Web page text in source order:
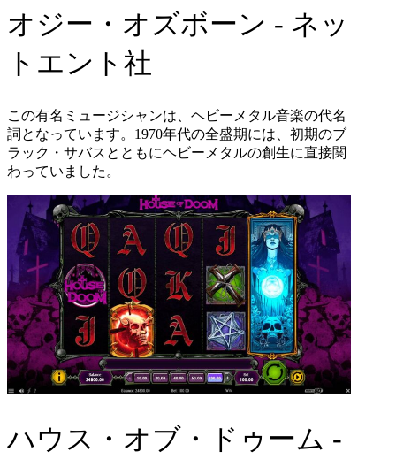
オジー・オズボーン - ネッ
トエント社
この有名ミュージシャンは、ヘビーメタル音楽の代名
詞となっています。 1970年代の全盛期には、初期のブ
ラック・サバスとともにヘビーメタルの創生に直接関
わっていました。
ハウス・オブ・ドゥーム -